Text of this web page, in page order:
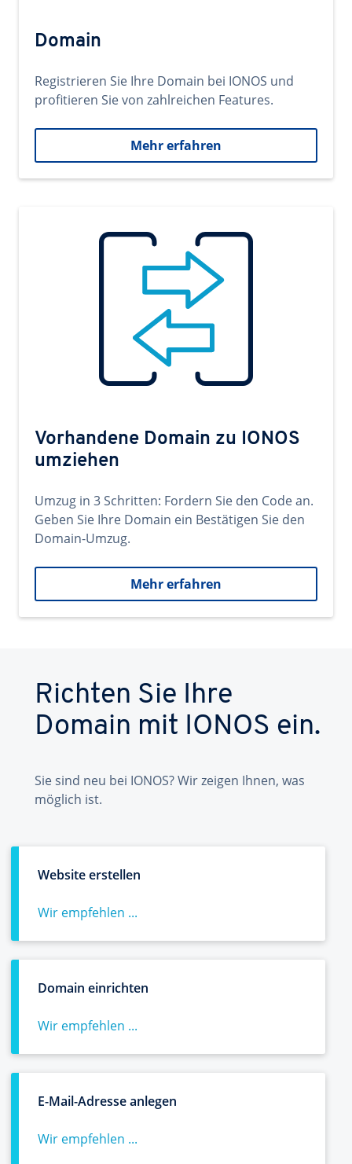
Domain
Registrieren Sie Ihre Domain bei IONOS und
profitieren Sie von zahlreichen Features.
Mehr erfahren
Vorhandene Domain zu IONOS
umziehen
Umzug in 3 Schritten: Fordern Sie den Code an.
Geben Sie Ihre Domain ein Bestätigen Sie den
Domain-Umzug.
Mehr erfahren
Richten Sie Ihre
Domain mit IONOS ein.
Sie sind neu bei IONOS? Wir zeigen Ihnen, was
möglich ist.
Website erstellen
Wir empfehlen ...
Domain einrichten
Wir empfehlen ...
E-Mail-Adresse anlegen
Wir empfehlen ...